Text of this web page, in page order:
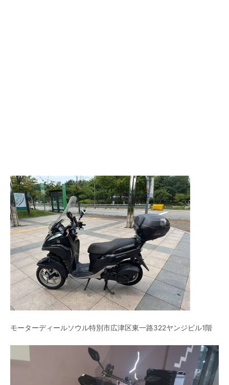
モーターディールソウル特別市広津区東一路322ヤンジビル1階